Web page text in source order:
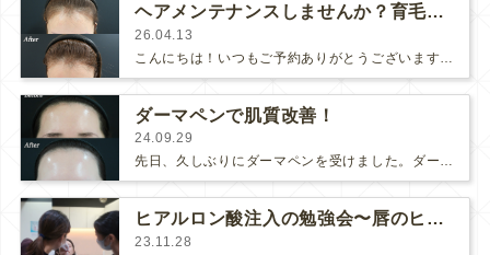
ヘアメンテナンスしませんか？育毛治療おすすめです♪
26.04.13
ダーマペンで肌質改善！
24.09.29
先日、久しぶりにダーマペンを受けました。ダーマペンとコラーゲンピールを組み合わせた「ヴェルベットスキン」にしました。ダーマペンは…
ヒアルロン酸注入の勉強会〜唇のヒアルロン酸〜
23.11.28